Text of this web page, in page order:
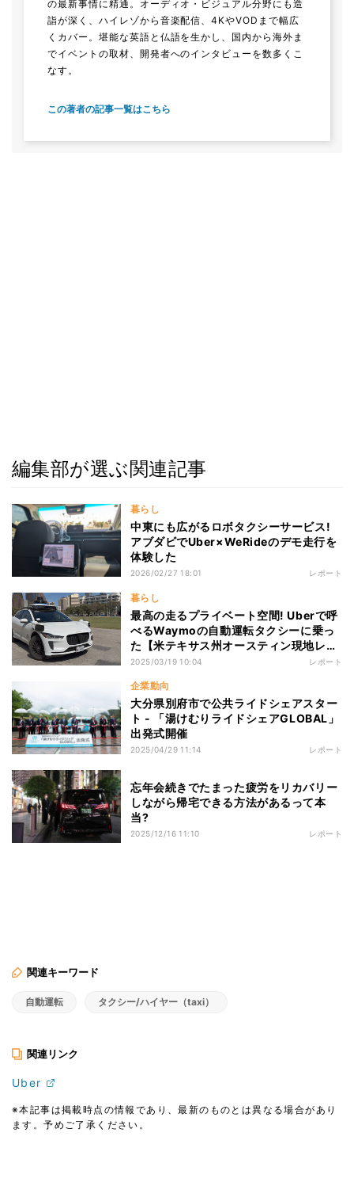
の最新事情に精通。オーディオ・ビジュアル分野にも造
詣が深く、ハイレゾから音楽配信、4KやVODまで幅広
くカバー。堪能な英語と仏語を生かし、国内から海外ま
でイベントの取材、開発者へのインタビューを数多くこ
なす。
この著者の記事一覧はこちら
編集部が選ぶ関連記事
暮らし
中東にも広がるロボタクシーサービス!
アブダビでUber×WeRideのデモ走行を
体験した
2026/02/27 18:01 レポート
暮らし
最高の走るプライベート空間! Uberで呼
べるWaymoの自動運転タクシーに乗っ
た【米テキサス州オースティン現地レ
ポ】
2025/03/19 10:04 レポート
企業動向
大分県別府市で公共ライドシェアスター
ト - 「湯けむりライドシェアGLOBAL」
出発式開催
2025/04/29 11:14 レポート
忘年会続きでたまった疲労をリカバリー
しながら帰宅できる方法があるって本
当?
2025/12/16 11:10 レポート
関連キーワード
自動運転 タクシー/ハイヤー（taxi）
関連リンク
Uber
※本記事は掲載時点の情報であり、最新のものとは異なる場合があり
ます。予めご了承ください。